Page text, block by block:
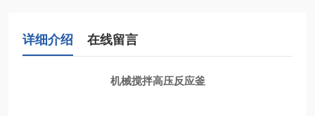
详细介绍 在线留言
机械搅拌高压反应釜